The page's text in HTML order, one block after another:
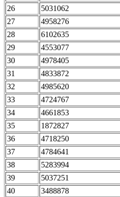
26 5031062
27 4958276
28 6102635
29 4553077
30 4978405
31 4833872
32 4985620
33 4724767
34 4661853
35 1872827
36 4718250
37 4784641
38 5283994
39 5037251
40 3488878